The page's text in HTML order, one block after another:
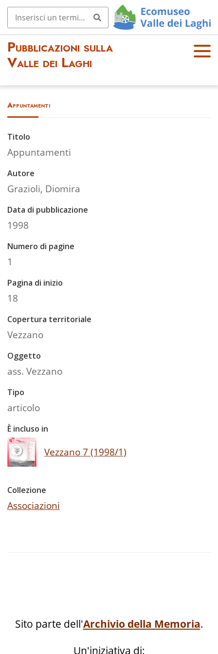
Pubblicazioni sulla
Valle dei Laghi
OPE
Appuntamenti
Titolo
Appuntamenti
Autore
Grazioli, Diomira
Data di pubblicazione
1998
Numero di pagine
1
Pagina di inizio
18
Copertura territoriale
Vezzano
Oggetto
ass. Vezzano
Tipo
articolo
È incluso in
Vezzano 7 (1998/1)
Collezione
Associazioni
Sito parte dell'Archivio della Memoria.
Un'iniziativa di: